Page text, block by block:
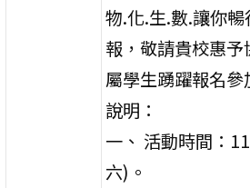
物.化.生.數.讓你
報，敬請貴校惠
屬學生踴躍報名參
說明：
一、 活動時間：
六)。